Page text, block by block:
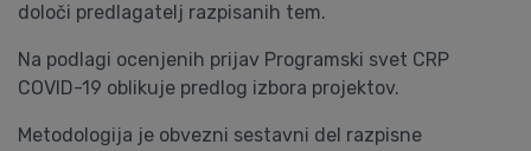
določi predlagatelj razpisanih tem.
Na podlagi ocenjenih prijav Programski svet CRP
COVID-19 oblikuje predlog izbora projektov.
Metodologija je obvezni sestavni del razpisne